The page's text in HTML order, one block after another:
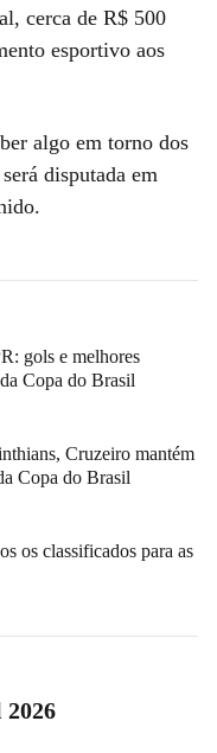
cerca de R$ 500
esportivo aos
algo em torno dos
disputada em
gols e melhores
Copa do Brasil
Cruzeiro mantém
Copa do Brasil
os classificados para as
2026